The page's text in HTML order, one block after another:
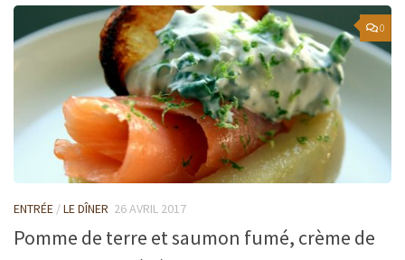
0
ENTRÉE /LE DÎNER 26 AVRIL 2017
Pomme de terre et saumon fumé, crème de